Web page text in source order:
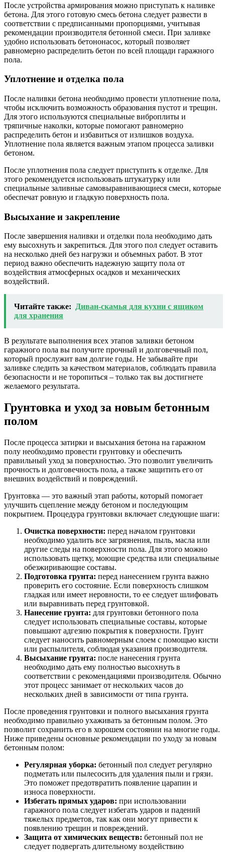
После устройства армирования можно приступать к наливке
бетона. Для этого готовую смесь бетона следует развести в
соответствии с предписанными пропорциями, учитывая
рекомендации производителя бетонной смеси. При заливке
удобно использовать бетононасос, который позволяет
равномерно распределить бетон по всей площади гаражного
пола.
Уплотнение и отделка пола
После наливки бетона необходимо провести уплотнение пола,
чтобы исключить возможность образования пустот и трещин.
Для этого используются специальные виброплиты и
тряпичные наколки, которые помогают равномерно
распределить бетон и избавиться от излишков воздуха.
Уплотнение пола является важным этапом процесса заливки
бетоном.
После уплотнения пола следует приступить к отделке. Для
этого рекомендуется использовать штукатурку или
специальные заливные самовыравнивающиеся смеси, которые
обеспечат ровную и гладкую поверхность пола.
Высыхание и закрепление
После завершения наливки и отделки пола необходимо дать
ему высохнуть и закрепиться. Для этого пол следует оставить
на несколько дней без нагрузки и объемных работ. В этот
период важно обеспечить надежную защиту пола от
воздействия атмосферных осадков и механических
воздействий.
Читайте также: Диван-скамья для кухни с ящиком
для хранения
В результате выполнения всех этапов заливки бетоном
гаражного пола вы получите прочный и долговечный пол,
который прослужит вам долгие годы. Не забывайте при
заливке следить за качеством материалов, соблюдать правила
безопасности и не торопиться – только так вы достигнете
желаемого результата.
Грунтовка и уход за новым бетонным
полом
После процесса затирки и высыхания бетона на гаражном
полу необходимо провести грунтовку и обеспечить
правильный уход за поверхностью. Это позволит увеличить
прочность и долговечность пола, а также защитить его от
внешних воздействий и повреждений.
Грунтовка — это важный этап работы, который помогает
улучшить сцепление между бетоном и последующим
покрытием. Процедура грунтовки включает следующие шаги:
Очистка поверхности: перед началом грунтовки
необходимо удалить все загрязнения, пыль, масла или
другие следы на поверхности пола. Для этого можно
использовать щетку, моющие средства или специальные
обезжиривающие составы.
Подготовка грунта: перед нанесением грунта важно
проверить его состояние. Если поверхность слишком
гладкая или имеет неровности, то ее следует шлифовать
или выравнивать перед грунтовкой.
Нанесение грунта: для грунтовки бетонного пола
следует использовать специальные составы, которые
повышают адгезию покрытия к поверхности. Грунт
следует наносить равномерным слоем с помощью кисти
или распылителя, соблюдая указания производителя.
Высыхание грунта: после нанесения грунта
необходимо дать ему полностью высохнуть в
соответствии с рекомендациями производителя. Обычно
этот процесс занимает от нескольких часов до
нескольких дней в зависимости от типа грунта.
После проведения грунтовки и полного высыхания грунта
необходимо правильно ухаживать за бетонным полом. Это
позволит сохранить его в хорошем состоянии на многие годы.
Ниже приведены основные рекомендации по уходу за новым
бетонным полом:
Регулярная уборка: бетонный пол следует регулярно
подметать или пылесосить для удаления пыли и грязи.
Это поможет предотвратить появление царапин и
износа поверхности.
Избегать прямых ударов: при использовании
гаражного пола следует избегать ударов и падений
тяжелых предметов, так как они могут привести к
появлению трещин и повреждений.
Защита от химических веществ: бетонный пол не
следует подвергать длительному воздействию